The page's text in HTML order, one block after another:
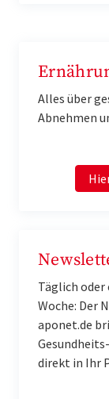
Alles über
Abnehmen
Täglich
Woche: Der
aponet.de
direkt in Ihr